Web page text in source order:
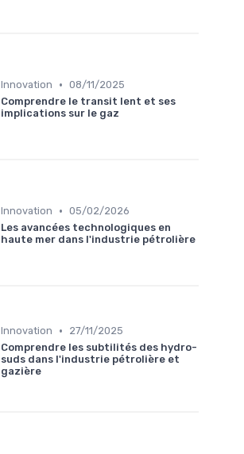
Innovation • 08/11/2025
Comprendre le transit lent et ses
implications sur le gaz
Innovation • 05/02/2026
Les avancées technologiques en
haute mer dans l'industrie pétrolière
Innovation •
27/11/2025
Comprendre les subtilités des hydro-
suds dans l'industrie pétrolière et
gazière